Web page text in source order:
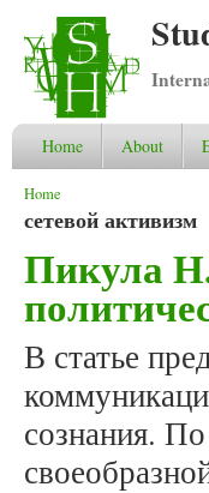
Home About
You are here
Home
сетевой активизм
Пикула
В статье
сознания.